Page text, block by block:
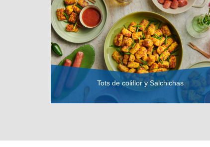
Tots de coliflor y Salchichas